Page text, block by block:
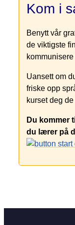
Kom i
Benytt vår
de viktigste
Uansett om
friske opp
kurset deg
Du kommer
du lærer på